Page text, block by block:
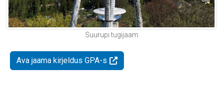
Suurupi tugijaam
Ava jaama kirjeldus GPA-s